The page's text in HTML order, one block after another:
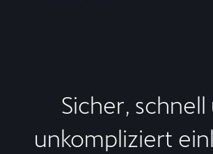
Sicher, schnell
unkompliziert